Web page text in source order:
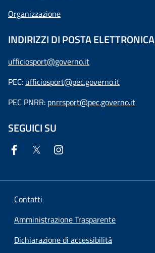
Organizzazione
INDIRIZZI DI POSTA ELETTRONICA
ufficiosport@governo.it
PEC: ufficiosport@pec.governo.it
PEC PNRR: pnrrsport@pec.governo.it
SEGUICI SU
Contatti
Amministrazione Trasparente
Dichiarazione di accessibilità